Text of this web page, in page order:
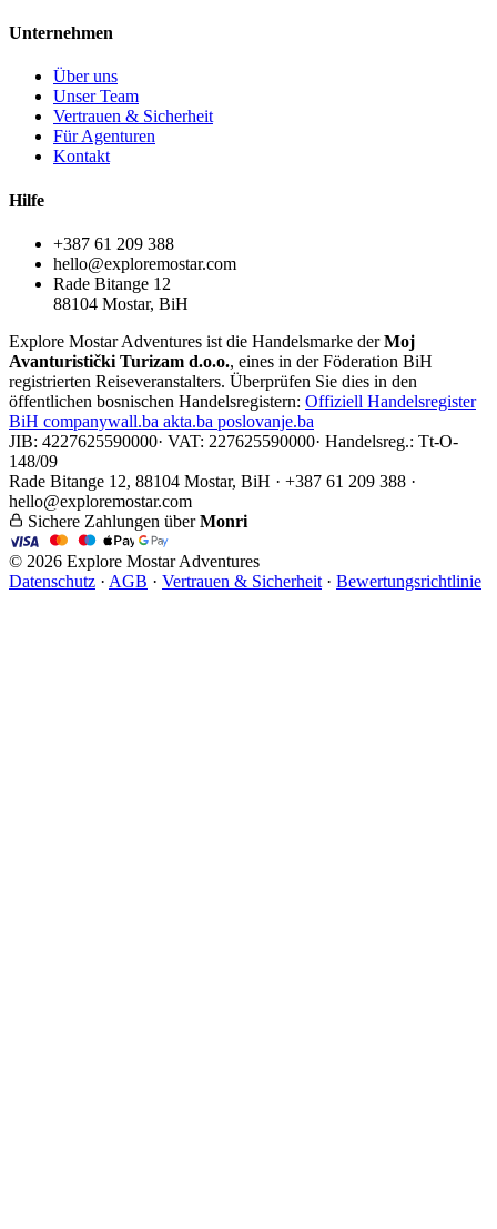
Unternehmen
Über uns
Unser Team
Vertrauen & Sicherheit
Für Agenturen
Kontakt
Hilfe
+387 61 209 388
hello@exploremostar.com
Rade Bitange 12
88104 Mostar, BiH
Explore Mostar Adventures ist die Handelsmarke derMoj
Avanturistički Turizam d.o.o., eines in der Föderation BiH
registrierten Reiseveranstalters. Überprüfen Sie dies in den
öffentlichen bosnischen Handelsregistern: Offiziell Handelsregister
BiH companywall.ba akta.ba poslovanje.ba
JIB: 4227625590000· VAT: 227625590000· Handelsreg.: Tt-O-
148/09
Rade Bitange 12, 88104 Mostar, BiH · +387 61 209 388 ·
hello@exploremostar.com
Sichere Zahlungen überMonri
© 2026 Explore Mostar Adventures
Datenschutz · AGB · Vertrauen & Sicherheit · Bewertungsrichtlinie